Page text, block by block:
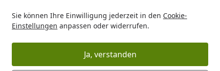
Sie können Ihre Einwilligung jederzeit in den Cookie-
Einstellungen anpassen oder widerrufen.
Ja, verstanden
Satteldach - 13 mm